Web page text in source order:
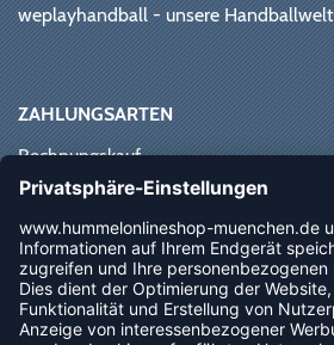
weplayhandball - unsere Handballwelt
ZAHLUNGSARTEN
Rechnungskauf
Paypal
Vorkasse
Sofortüberweisung